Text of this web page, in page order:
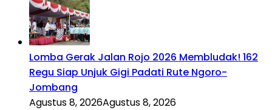
Lomba Gerak Jalan Rojo 2026 Membludak! 162
Regu Siap Unjuk Gigi Padati Rute Ngoro-
Jombang
Agustus 8, 2026Agustus 8, 2026